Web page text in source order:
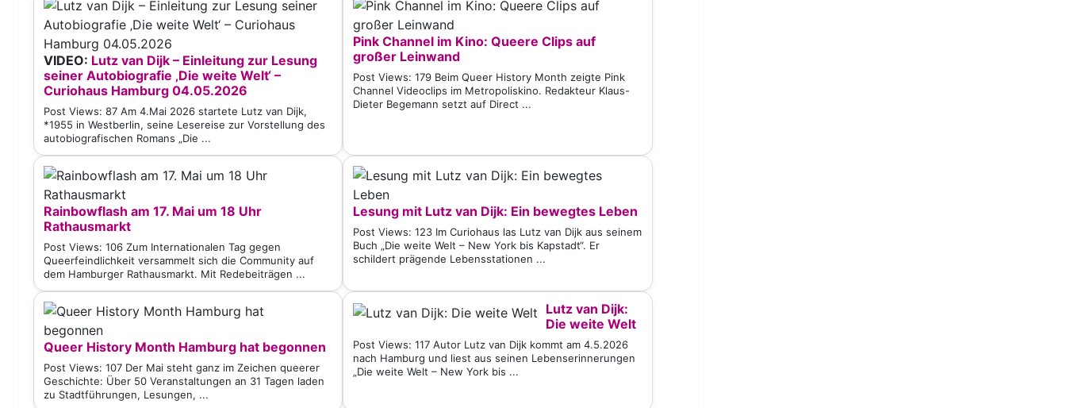
VIDEO: Lutz van Dijk – Einleitung zur Lesung
seiner Autobiografie ‚Die weite Welt‘ –
Curiohaus Hamburg 04.05.2026
Post Views: 87 Am 4.Mai 2026 startete Lutz van Dijk,
*1955 in Westberlin, seine Lesereise zur Vorstellung des
autobiografischen Romans „Die ...
Pink Channel im Kino: Queere Clips auf
großer Leinwand
Post Views: 179 Beim Queer History Month zeigte Pink
Channel Videoclips im Metropoliskino. Redakteur Klaus-
Dieter Begemann setzt auf Direct ...
Rainbowflash am 17. Mai um 18 Uhr
Rathausmarkt
Post Views: 106 Zum Internationalen Tag gegen
Queerfeindlichkeit versammelt sich die Community auf
dem Hamburger Rathausmarkt. Mit Redebeiträgen ...
Lesung mit Lutz van Dijk: Ein bewegtes Leben
Post Views: 123 Im Curiohaus las Lutz van Dijk aus seinem
Buch „Die weite Welt – New York bis Kapstadt“. Er
schildert prägende Lebensstationen ...
Queer History Month Hamburg hat begonnen
Post Views: 107 Der Mai steht ganz im Zeichen queerer
Geschichte: Über 50 Veranstaltungen an 31 Tagen laden
zu Stadtführungen, Lesungen, ...
Lutz van Dijk:
Die weite Welt
Post Views: 117 Autor Lutz van Dijk kommt am 4.5.2026
nach Hamburg und liest aus seinen Lebenserinnerungen
„Die weite Welt – New York bis ...